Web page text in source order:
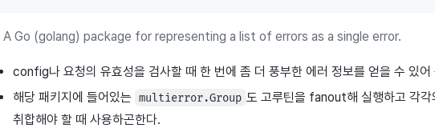
A Go (golang) package for representing a list of errors as a single error.
config나 요청의 유효성을 검사할 때 한 번에 좀 더 풍부한 에러 정보를 얻을 수 있어
해당 패키지에 들어있는
multierror.Group 도 고루틴을 fanout해 실행하고 각각
취합해야 할 때 사용하곤한다.